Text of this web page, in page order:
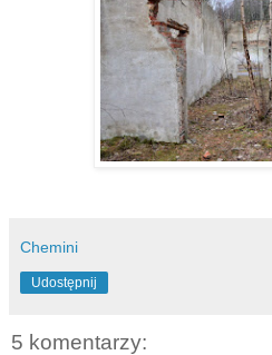
Chemini
Udostępnij
5 komentarzy: